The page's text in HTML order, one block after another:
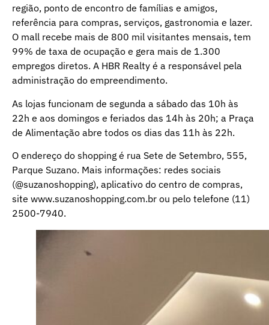
região, ponto de encontro de famílias e amigos,
referência para compras, serviços, gastronomia e lazer.
O mall recebe mais de 800 mil visitantes mensais, tem
99% de taxa de ocupação e gera mais de 1.300
empregos diretos. A HBR Realty é a responsável pela
administração do empreendimento.
As lojas funcionam de segunda a sábado das 10h às
22h e aos domingos e feriados das 14h às 20h; a Praça
de Alimentação abre todos os dias das 11h às 22h.
O endereço do shopping é rua Sete de Setembro, 555,
Parque Suzano. Mais informações: redes sociais
(@suzanoshopping), aplicativo do centro de compras,
site www.suzanoshopping.com.br ou pelo telefone (11)
2500-7940.